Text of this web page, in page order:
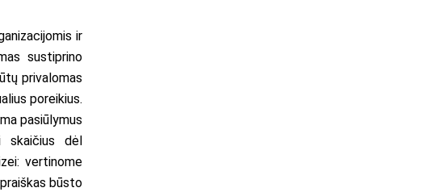
ir
sustiprino
privalomas
poreikius.
pasiūlymus
skaičius dėl
vertinome
būsto